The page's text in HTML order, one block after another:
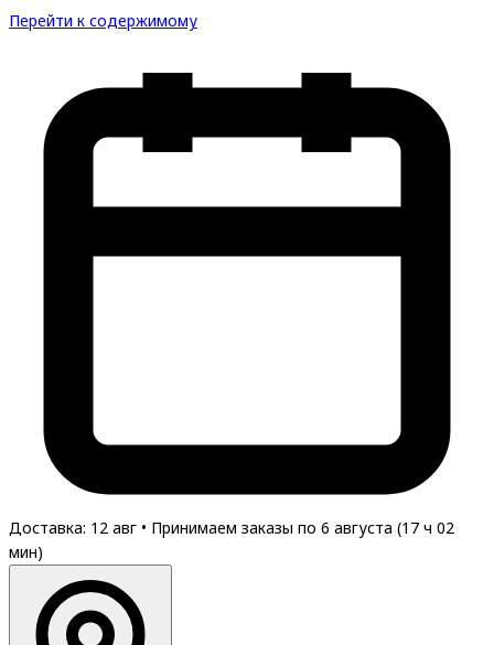
Перейти к содержимому
Доставка: 12 авг • Принимаем заказы по 6 августа (17 ч 02
мин)